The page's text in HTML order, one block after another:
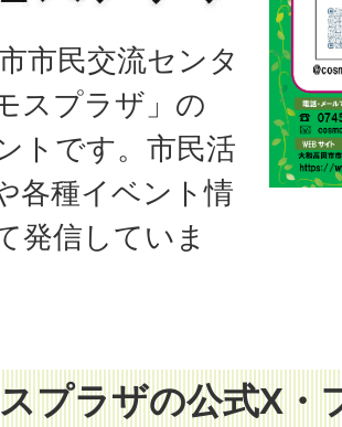
市民交流センタ
スプラザ」の
トです。市民活
各種イベント情
発信していま
プラザの公式X・